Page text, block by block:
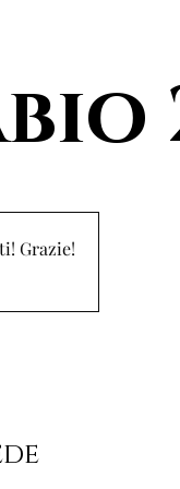
Grazie!